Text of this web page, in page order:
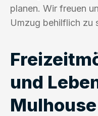
planen. Wir freuen
Umzug behilflich zu
und
Mulhouse